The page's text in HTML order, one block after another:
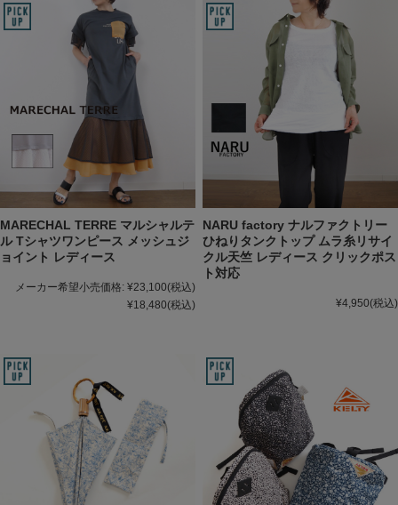
MARECHAL TERRE マルシャルテ
ル Tシャツワンピース メッシュジ
ョイント レディース
メーカー希望小売価格: ¥23,100(税込)
¥18,480(税込)
NARU factory ナルファクトリー
ひねりタンクトップ ムラ糸リサイ
クル天竺 レディース クリックポス
ト対応
¥4,950(税込)